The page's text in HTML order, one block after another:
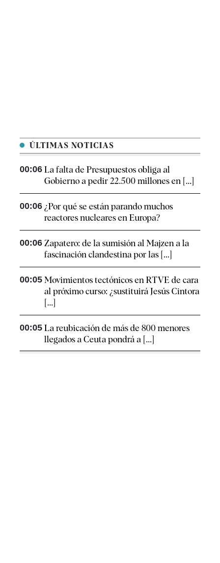
ÚLTIMAS NOTICIAS
00:06 La falta de Presupuestos obliga al
Gobierno a pedir 22.500 millones en [...]
00:06 ¿Por qué se están parando muchos
reactores nucleares en Europa?
00:06 Zapatero: de la sumisión al Majzen a la
fascinación clandestina por las [...]
00:05 Movimientos tectónicos en RTVE de cara
al próximo curso: ¿sustituirá Jesús Cintora
[...]
00:05 La reubicación de más de 800 menores
llegados a Ceuta pondrá a [...]